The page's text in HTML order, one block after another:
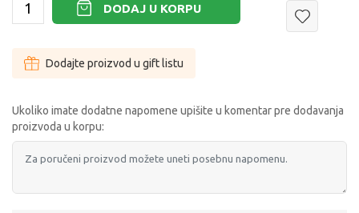
DODAJ U KORPU
Dodajte proizvod u gift listu
Ukoliko imate dodatne napomene upišite u komentar pre dodavanja
proizvoda u korpu: